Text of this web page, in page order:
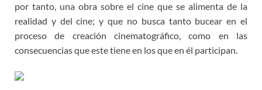
por tanto, una obra sobre el cine que se alimenta de la
realidad y del cine; y que no busca tanto bucear en el
proceso de creación cinematográfico, como en las
consecuencias que este tiene en los que en él participan.